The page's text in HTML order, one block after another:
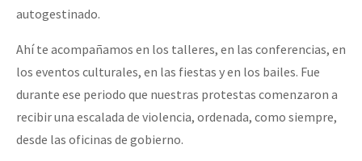
autogestinado.
Ahí te acompañamos en los talleres, en las conferencias, en
los eventos culturales, en las fiestas y en los bailes. Fue
durante ese periodo que nuestras protestas comenzaron a
recibir una escalada de violencia, ordenada, como siempre,
desde las oficinas de gobierno.